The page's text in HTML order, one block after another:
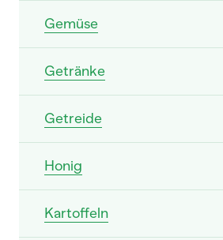
Gemüse
Getränke
Getreide
Honig
Kartoffeln